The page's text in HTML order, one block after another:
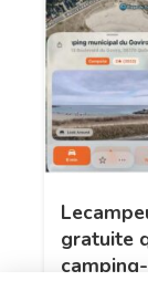
gratuite